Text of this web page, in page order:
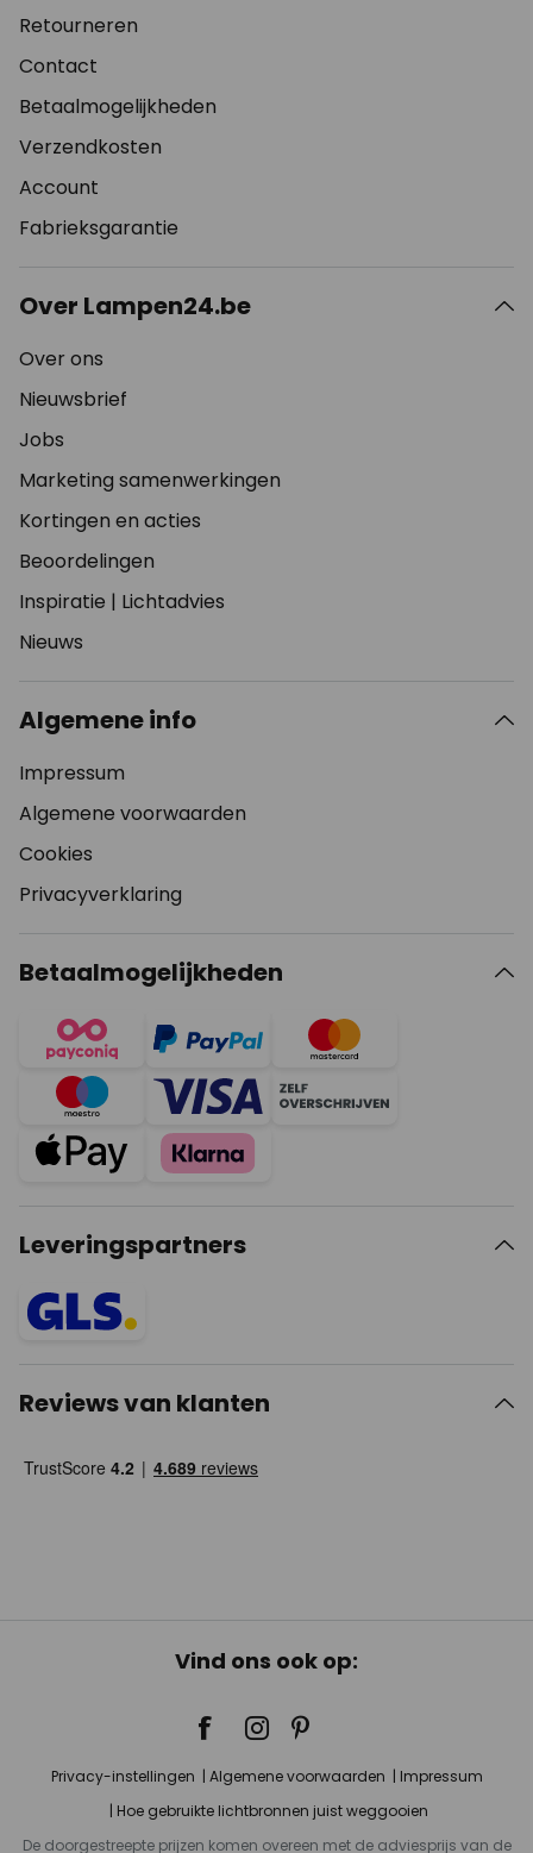
Retourneren
Contact
Betaalmogelijkheden
Verzendkosten
Account
Fabrieksgarantie
Over Lampen24.be
Over ons
Nieuwsbrief
Jobs
Marketing samenwerkingen
Kortingen en acties
Beoordelingen
Inspiratie | Lichtadvies
Nieuws
Algemene info
Impressum
Algemene voorwaarden
Cookies
Privacyverklaring
Betaalmogelijkheden
Leveringspartners
Reviews van klanten
Vind ons ook op:
Privacy-instellingen Algemene voorwaarden
Impressum
Hoe gebruikte lichtbronnen juist weggooien
De doorgestreepte prijzen komen overeen met de adviesprijs van de